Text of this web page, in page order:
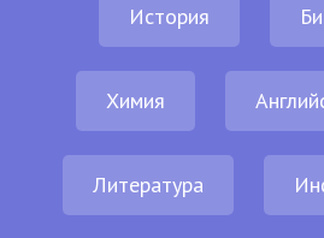
История
Химия
Литература